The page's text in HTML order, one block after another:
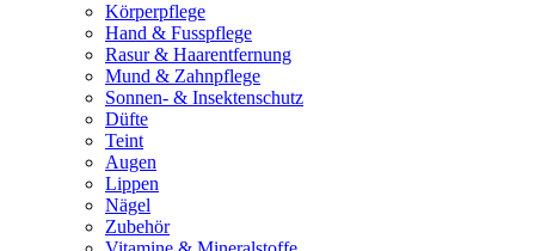
Körperpflege
Hand & Fusspflege
Rasur & Haarentfernung
Mund & Zahnpflege
Sonnen- & Insektenschutz
Düfte
Teint
Augen
Lippen
Nägel
Zubehör